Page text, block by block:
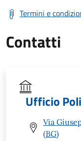
Termini e
Contatti
Ufficio
Via
(BG)